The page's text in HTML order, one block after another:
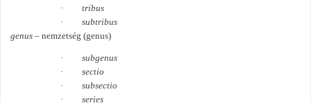
·
tribus
·
subtribus
genus – nemzetség (genus)
·
subgenus
·
sectio
·
subsectio
·
series